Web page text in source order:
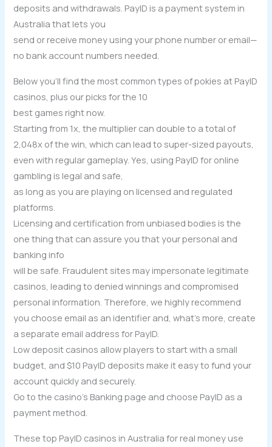
deposits and withdrawals. PayID is a payment system in
Australia that lets you
send or receive money using your phone number or email—
no bank account numbers needed.
Below you’ll find the most common types of pokies at PayID
casinos, plus our picks for the 10
best games right now.
Starting from 1x, the multiplier can double to a total of
2,048x of the win, which can lead to super-sized payouts,
even with regular gameplay. Yes, using PayID for online
gambling is legal and safe,
as long as you are playing on licensed and regulated
platforms.
Licensing and certification from unbiased bodies is the
one thing that can assure you that your personal and
banking info
will be safe. Fraudulent sites may impersonate legitimate
casinos, leading to denied winnings and compromised
personal information. Therefore, we highly recommend
you choose email as an identifier and, what’s more, create
a separate email address for PayID.
Low deposit casinos allow players to start with a small
budget, and $10 PayID deposits make it easy to fund your
account quickly and securely.
Go to the casino’s Banking page and choose PayID as a
payment method.
These top PayID casinos in Australia for real money use